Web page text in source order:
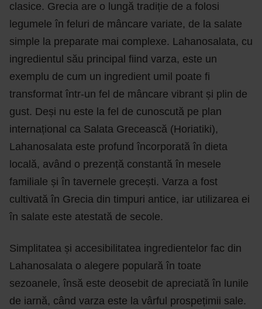
clasice. Grecia are o lungă tradiție de a folosi
legumele în feluri de mâncare variate, de la salate
simple la preparate mai complexe. Lahanosalata, cu
ingredientul său principal fiind varza, este un
exemplu de cum un ingredient umil poate fi
transformat într-un fel de mâncare vibrant și plin de
gust. Deși nu este la fel de cunoscută pe plan
internațional ca Salata Grecească (Horiatiki),
Lahanosalata este profund încorporată în dieta
locală, având o prezență constantă în mesele
familiale și în tavernele grecești. Varza a fost
cultivată în Grecia din timpuri antice, iar utilizarea ei
în salate este atestată de secole.
Simplitatea și accesibilitatea ingredientelor fac din
Lahanosalata o alegere populară în toate
sezoanele, însă este deosebit de apreciată în lunile
de iarnă, când varza este la vârful prospețimii sale.